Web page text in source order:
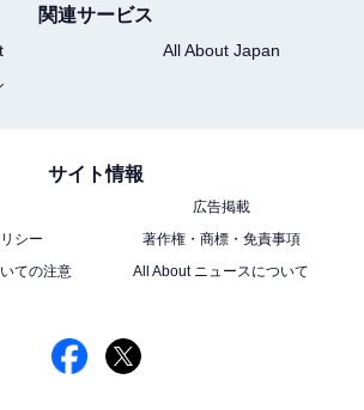
関連サービス
All About Japan
サイト情報
広告掲載
シー
著作権・商標・免責事項
ての注意
All About ニュースについて